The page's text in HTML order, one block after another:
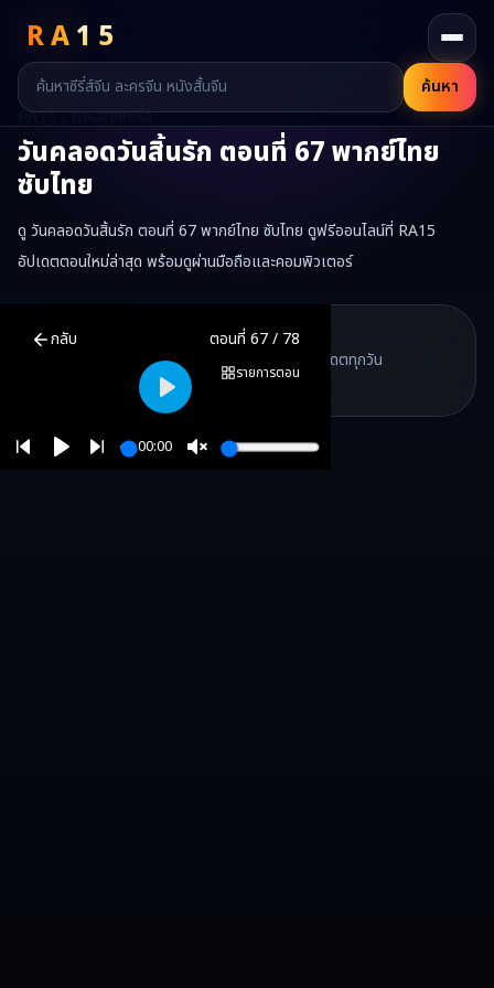
RA15
ค้นหา
RA15 / ตอนของซีรี่ส์
วันคลอดวันสิ้นรัก ตอนที่ 67พากย์ไทย
ซับไทย
ดู วันคลอดวันสิ้นรัก ตอนที่ 67 พากย์ไทย ซับไทย ดูฟรีออนไลน์ที่ RA15
อัปเดตตอนใหม่ล่าสุด พร้อมดูผ่านมือถือและคอมพิวเตอร์
กลับ ตอนที่ 67/ 78
รายการตอน
00:00
Play
วันคล
RA15 เป็นเว็บไซต์ดูซีรี่ส์จีนออนไลน์ฟรี ที่รวบรวมหนังจีน ละครจีน มิ
RA15 Drama
RA15 Drama
รวมซีรี่ส์จีน ละครสั้น หนังแนวตั้ง พากย์ไทย อัปเดตทุกวัน
RA15 Drama